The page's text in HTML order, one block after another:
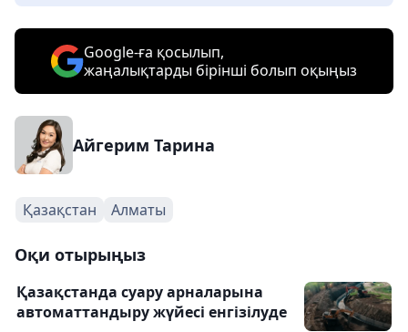
Google-ға қосылып,
жаңалықтарды бірінші болып оқыңыз
Айгерим Тарина
Қазақстан Алматы
Оқи отырыңыз
Қазақстанда суару арналарына
автоматтандыру жүйесі енгізілуде